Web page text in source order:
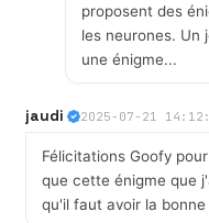
proposent des
les neurones. Un
une énigme...
jaudi 2025-07-21
Félicitations Goofy
que cette énigme que
qu'il faut avoir la